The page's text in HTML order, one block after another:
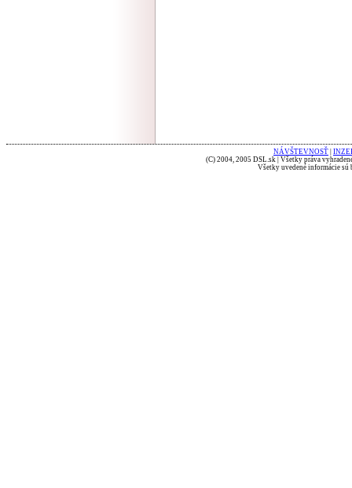
NÁVŠTEVNOSŤ
(C) 2004, 2005 DSL.sk | Všetky práva
Všetky uvedené informácie sú